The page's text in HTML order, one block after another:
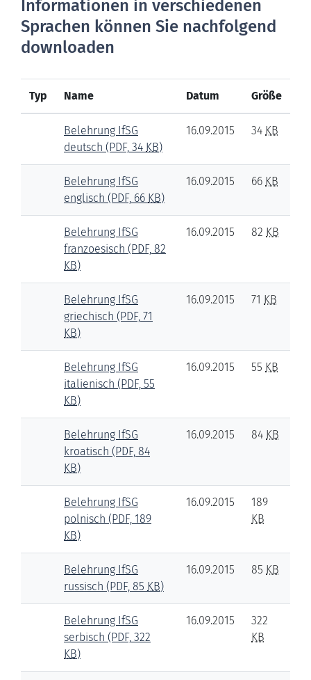
Informationen in verschiedenen
Sprachen können Sie nachfolgend
downloaden
Typ Name Datum Größe
Belehrung IfSG
deutsch (PDF, 34 KB)
16.09.2015 34 KB
Belehrung IfSG
englisch (PDF, 66 KB)
16.09.2015 66 KB
Belehrung IfSG
franzoesisch (PDF, 82
KB)
16.09.2015 82 KB
Belehrung IfSG
griechisch (PDF, 71
KB)
16.09.2015 71 KB
Belehrung IfSG
italienisch (PDF, 55
KB)
16.09.2015 55 KB
Belehrung IfSG
kroatisch (PDF, 84
KB)
16.09.2015 84 KB
Belehrung IfSG
polnisch (PDF, 189
KB)
16.09.2015
189
KB
Belehrung IfSG
russisch (PDF, 85 KB)
16.09.2015 85 KB
Belehrung IfSG
serbisch (PDF, 322
KB)
16.09.2015
322
KB